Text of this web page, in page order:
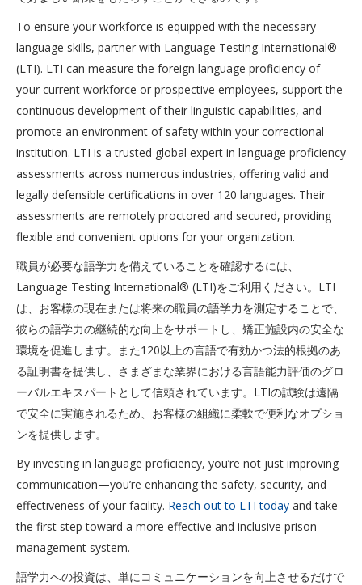
To ensure your workforce is equipped with the necessary
language skills, partner with Language Testing International®
(LTI). LTI can measure the foreign language proficiency of
your current workforce or prospective employees, support the
continuous development of their linguistic capabilities, and
promote an environment of safety within your correctional
institution. LTI is a trusted global expert in language proficiency
assessments across numerous industries, offering valid and
legally defensible certifications in over 120 languages. Their
assessments are remotely proctored and secured, providing
flexible and convenient options for your organization.
職員が必要な語学力を備えていることを確認するには、
Language Testing International® (LTI)をご利用ください。LTI
は、お客様の現在または将来の職員の語学力を測定することで、
彼らの語学力の継続的な向上をサポートし、矯正施設内の安全な
環境を促進します。また120以上の言語で有効かつ法的根拠のあ
る証明書を提供し、さまざまな業界における言語能力評価のグロ
ーバルエキスパートとして信頼されています。LTIの試験は遠隔
で安全に実施されるため、お客様の組織に柔軟で便利なオプショ
ンを提供します。
By investing in language proficiency, you’re not just improving
communication—you’re enhancing the safety, security, and
effectiveness of your facility. Reach out to LTI today and take
the first step toward a more effective and inclusive prison
management system.
語学力への投資は、単にコミュニケーションを向上させるだけで